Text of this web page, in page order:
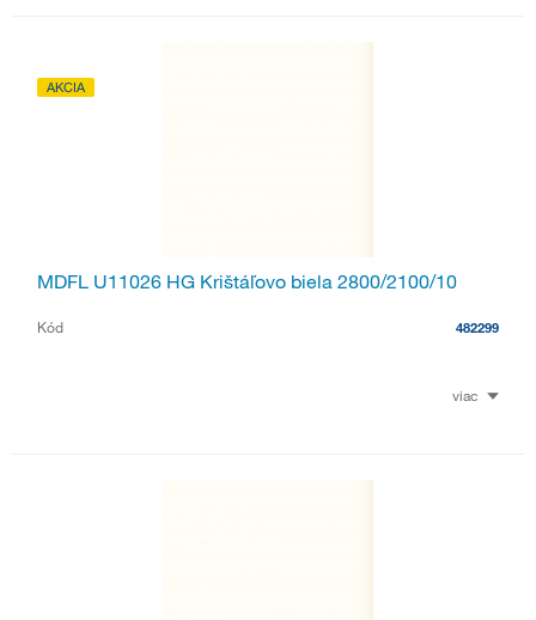
AKCIA
MDFL U11026 HG Krištáľovo biela 2800/2100/10
Kód 482299
viac